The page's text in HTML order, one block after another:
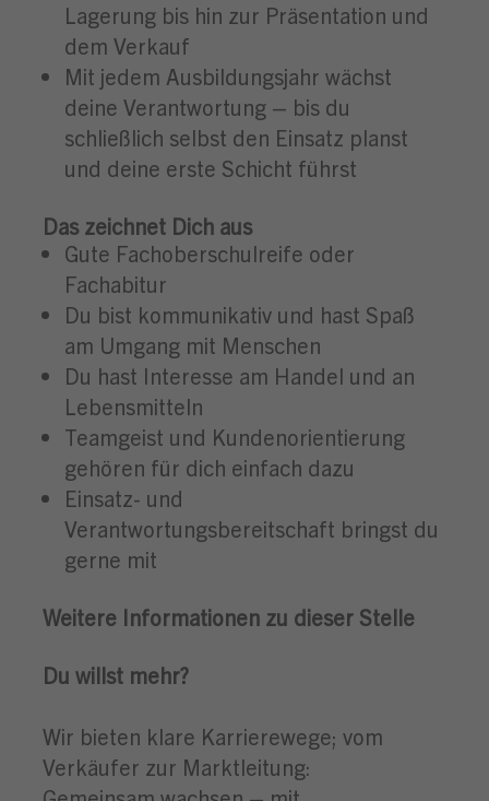
Lagerung bis hin zur Präsentation und
dem Verkauf
Mit jedem Ausbildungsjahr wächst
deine Verantwortung – bis du
schließlich selbst den Einsatz planst
und deine erste Schicht führst
Das zeichnet Dich aus
Gute Fachoberschulreife oder
Fachabitur
Du bist kommunikativ und hast Spaß
am Umgang mit Menschen
Du hast Interesse am Handel und an
Lebensmitteln
Teamgeist und Kundenorientierung
gehören für dich einfach dazu
Einsatz- und
Verantwortungsbereitschaft bringst du
gerne mit
Weitere Informationen zu dieser Stelle
Du willst mehr?
Wir bieten klare Karrierewege; vom
Verkäufer zur Marktleitung: